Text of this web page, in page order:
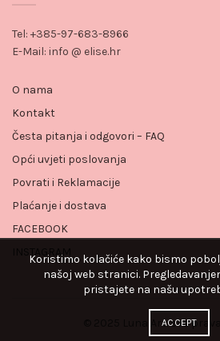
Tel: +385-97-683-8966
E-Mail: info @ elise.hr
O nama
Kontakt
Česta pitanja i odgovori – FAQ
Opći uvjeti poslovanja
Povrati i Reklamacije
Plaćanje i dostava
FACEBOOK
INSTAGRAM
© 2025 Luna Art. sva
Koristimo kolačiće kako bismo
našoj web stranici.
pristajete na našu
ACCEPT